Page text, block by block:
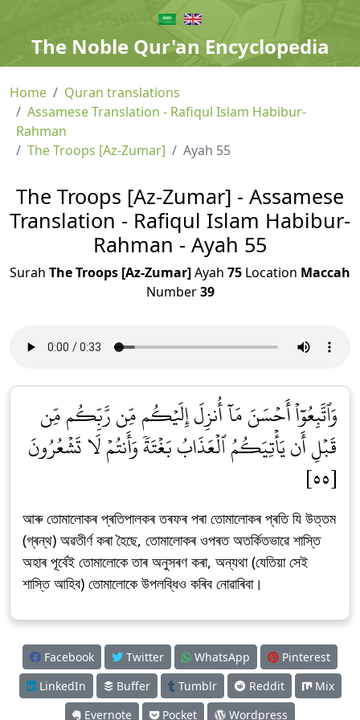
The Noble Qur'an Encyclopedia
Home
Quran translations
Assamese Translation - Rafiqul Islam Habibur-
Rahman
The Troops [Az-Zumar]
Ayah 55
The Troops [Az-Zumar] - Assamese
Translation - Rafiqul Islam Habibur-
Rahman - Ayah 55
Surah The Troops [Az-Zumar]Ayah 75 Location Maccah
Number39
وَٱتَّبِعُوٓاْ أَحۡسَنَ مَآ أُنزِلَ إِلَيۡكُم مِّن رَّبِّكُم مِّن
قَبۡلِ أَن يَأۡتِيَكُمُ ٱلۡعَذَابُ بَغۡتَةٗ وَأَنتُمۡ لَا تَشۡعُرُونَ
[٥٥]
আৰু তোমালোকৰ প্ৰতিপালকৰ তৰফৰ পৰা তোমালোকৰ প্ৰতি যি উত্তম
(গ্ৰন্থ) অৱতীৰ্ণ কৰা হৈছে, তোমালোকৰ ওপৰত অতৰ্কিতভাৱে শাস্তি
অহাৰ পূৰ্বেই তোমালোকে তাৰ অনুসৰণ কৰা, অন্যথা (যেতিয়া সেই
শাস্তি আহিব) তোমালোকে উপলব্ধিও কৰিব নোৱাৰিবা।
Facebook Twitter WhatsApp
Pinterest
LinkedIn
Buffer Tumblr Reddit
Mix
Evernote
Pocket Wordpress